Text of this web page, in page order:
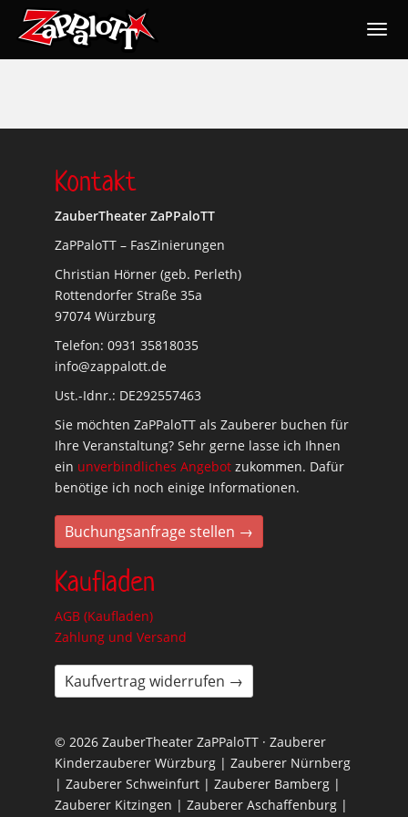
Kontakt
ZauberTheater ZaPPaloTT
ZaPPaloTT – FasZinierungen
Christian Hörner (geb. Perleth)
Rottendorfer Straße 35a
97074 Würzburg
Telefon: 0931 35818035
info@zappalott.de
Ust.-Idnr.: DE292557463
Sie möchten ZaPPaloTT als Zauberer buchen für
Ihre Veranstaltung? Sehr gerne lasse ich Ihnen
ein unverbindliches Angebot zukommen. Dafür
benötige ich noch einige Informationen.
Buchungsanfrage stellen →
Kaufladen
AGB (Kaufladen)
Zahlung und Versand
Kaufvertrag widerrufen →
© 2026 ZauberTheater ZaPPaloTT · Zauberer
Kinderzauberer Würzburg | Zauberer Nürnberg
| Zauberer Schweinfurt | Zauberer Bamberg |
Zauberer Kitzingen | Zauberer Aschaffenburg |